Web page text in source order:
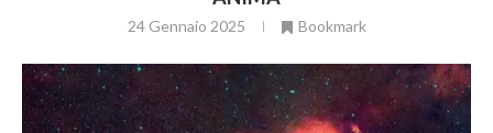
24 Gennaio 2025 Bookmark